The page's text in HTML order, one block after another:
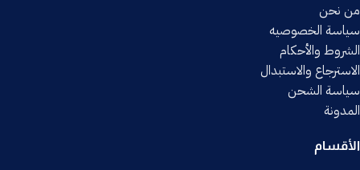
من نحن
سياسة الخصوصيه
الشروط والأحكام
الاسترجاع والاستبدال
سياسة الشحن
المدونة
الأقسام